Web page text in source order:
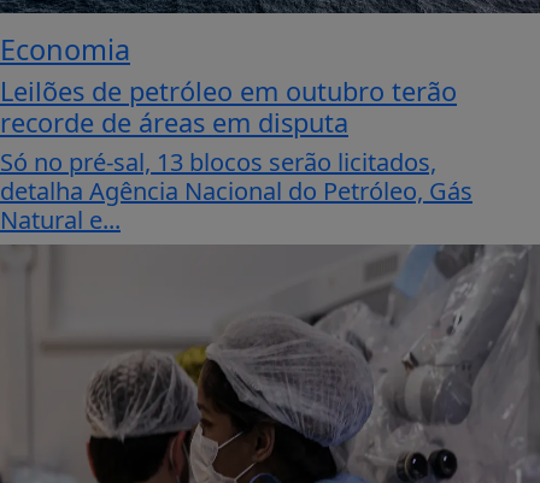
Economia
Leilões de petróleo em outubro terão
recorde de áreas em disputa
Só no pré-sal, 13 blocos serão licitados,
detalha Agência Nacional do Petróleo, Gás
Natural e...